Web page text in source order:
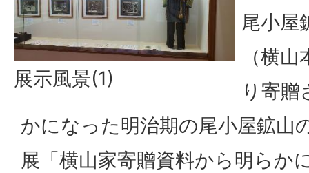
展示風景(1)
尾小屋
（横
り寄
かになった明治期の尾小屋鉱山
展「横山家寄贈資料から明らか